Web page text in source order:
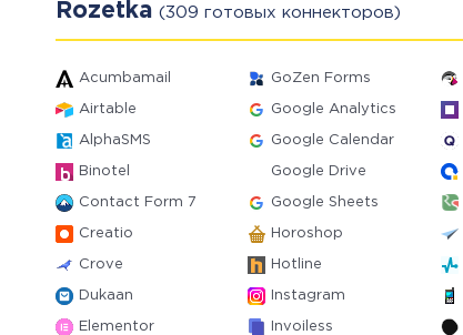
Rozetka (309 готовых коннекторов)
Acumbamail GoZen Forms
Airtable Google Analytics
AlphaSMS Google Calendar
Binotel Google Drive
Contact Form 7 Google Sheets
Creatio Horoshop
Crove Hotline
Dukaan Instagram
Elementor Invoiless